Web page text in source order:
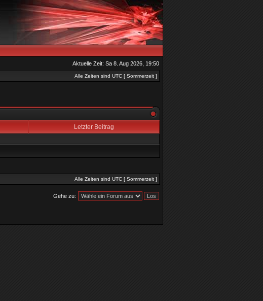
Aktuelle Zeit: Sa 8. Aug 2026, 19:50
Alle Zeiten sind UTC [ Sommerzeit ]
Letzter Beitrag
Alle Zeiten sind UTC [ Sommerzeit ]
Gehe zu: